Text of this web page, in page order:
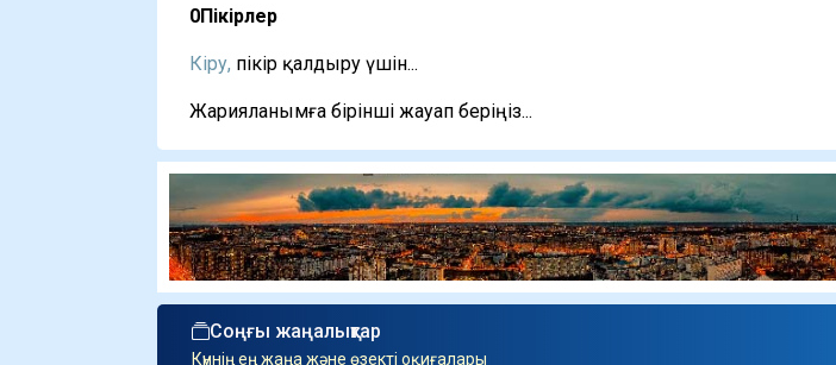
0Пікірлер
Кіру, пікір қалдыру үшін...
Жарияланымға бірінші жауап беріңіз...
Соңғы жаңалықтар
Күннің ең жаңа және өзекті оқиғалары